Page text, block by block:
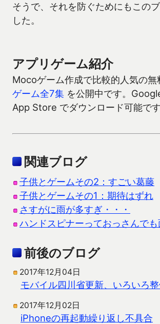
そうで、それを防ぐためにもこの
した。
アプリゲーム紹介
Mocoゲーム作成で比較的人気の無
ゲーム全7集 を公開中です。
App Store でダウンロード可能です
関連ブログ
子供とゲームその2：すごい葛藤
子供とゲームその1：期待はずれ
さすがに雨が多すぎ・・・
ハンドスピナーっておっさんでも
前後のブログ
2017年12月04日
モバイル四川省更新、いろいろ
2017年12月02日
iPhoneの再起動繰り返し不具合